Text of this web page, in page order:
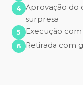
Aprovação do
surpresa
Execução
Retirada com